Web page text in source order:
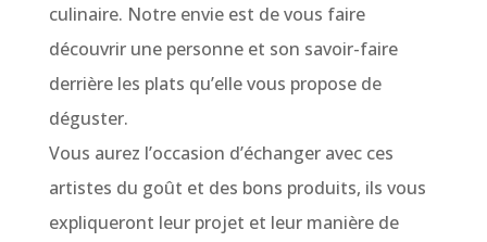
culinaire. Notre envie est de vous faire
découvrir une personne et son savoir-faire
derrière les plats qu’elle vous propose de
déguster.
Vous aurez l’occasion d’échanger avec ces
artistes du goût et des bons produits, ils vous
expliqueront leur projet et leur manière de